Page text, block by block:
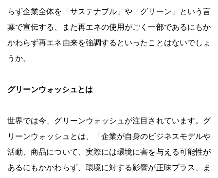
らず企業全体を「サステナブル」や「グリーン」という言
葉で宣伝する、また再エネの使用がごく一部であるにもか
かわらず再エネ由来を強調するといったことはないでしょ
うか。
グリーンウォッシュとは
世界では今、グリーンウォッシュが注目されています。グ
リーンウォッシュとは、「企業が自身のビジネスモデルや
活動、商品について、実際には環境に害を与える可能性が
あるにもかかわらず、環境に対する影響が正味プラス、ま